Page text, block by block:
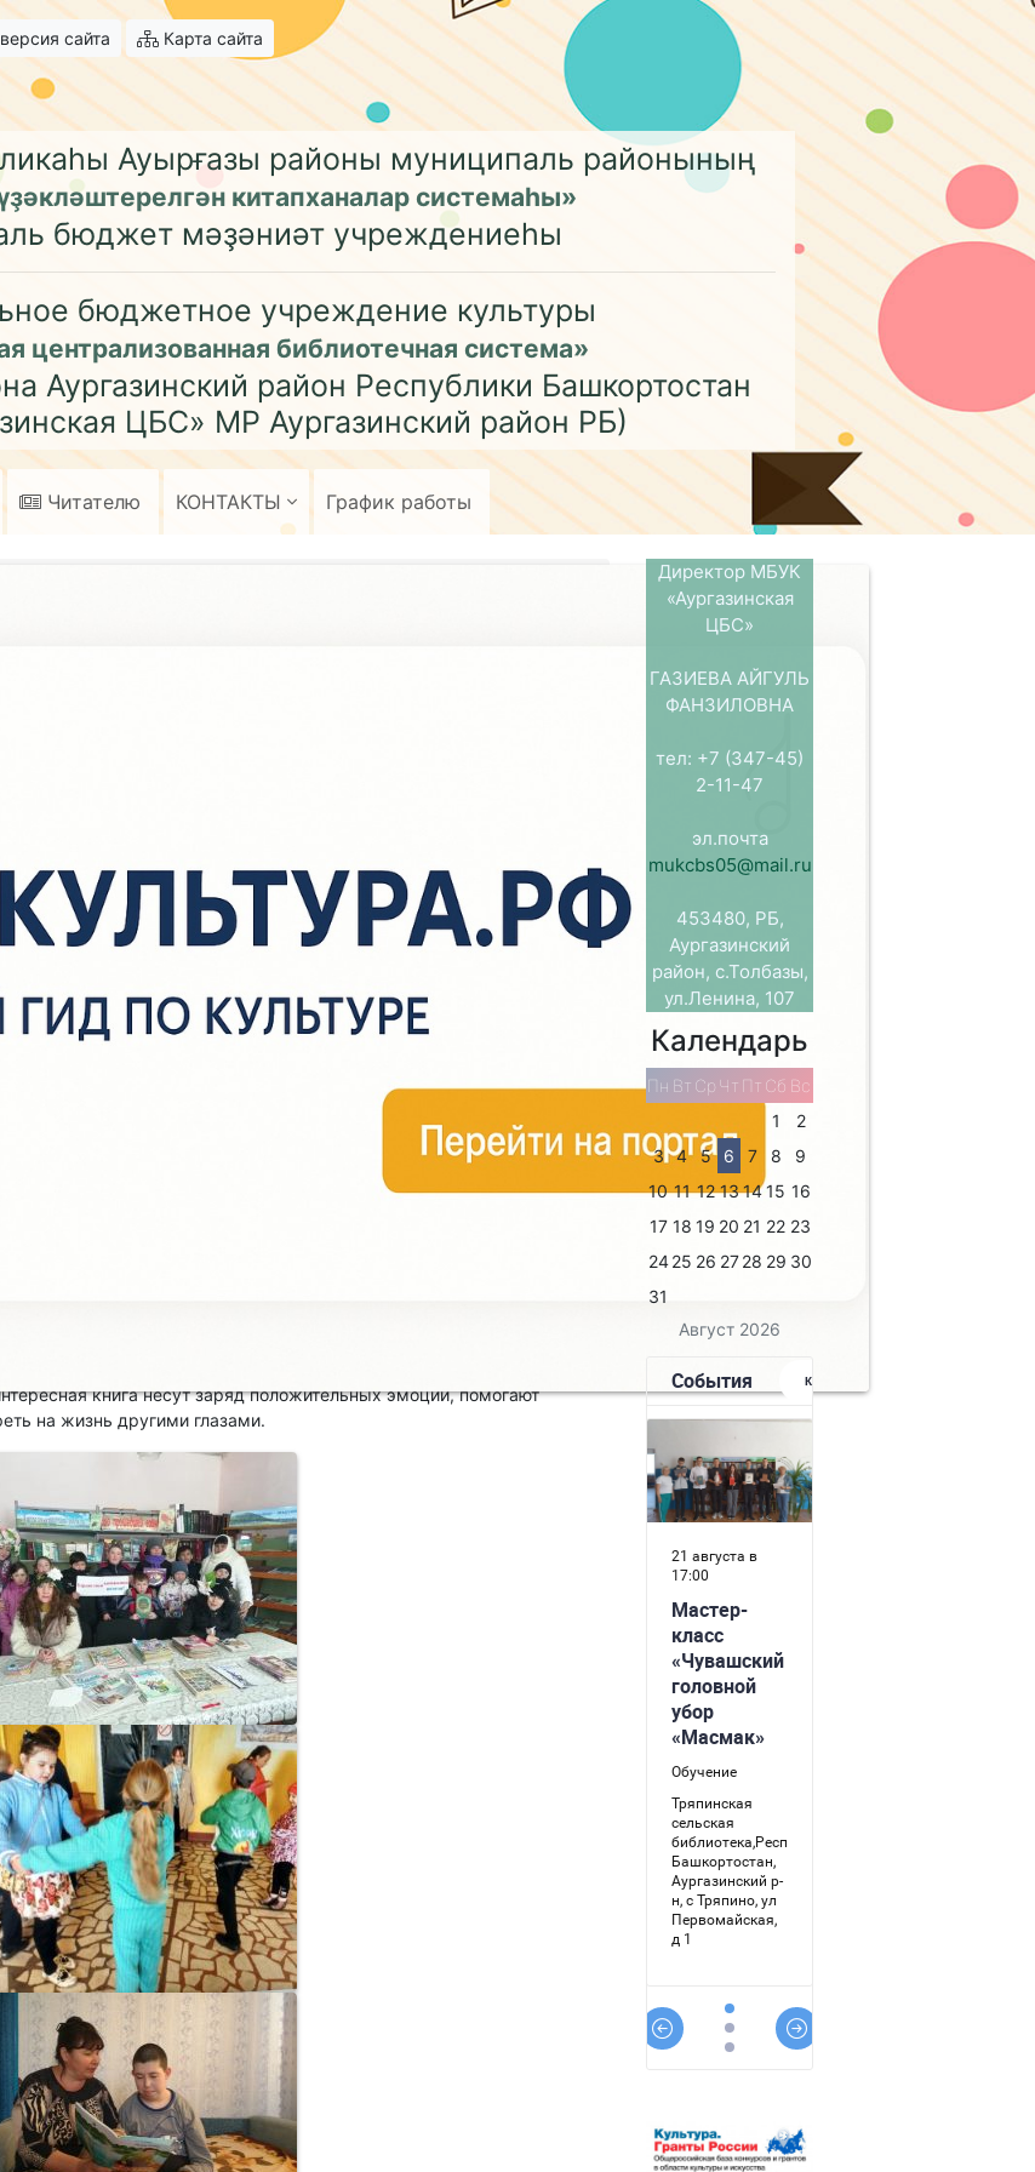
сайта Карта сайта
Ауырғазы районы муниципаль районының
китапханалар системаһы»
бюджет мәҙәниәт учреждениеһы
бюджетное учреждение культуры
централизованная библиотечная система»
Аургазинский район Республики Башкортостан
ЦБС» МР Аургазинский район РБ)
Читателю КОНТАКТЫ График работы
писатель Лев Кассиль. Он придумал название для данной недели —
именины».
книги в Тукаевской сельской библиотеке открыла литературно-
персонажи задавали различные испытания, которые дети успешно
Они с лёгкостью отвечали на вопросы интерактивной игры —
выполняли творческие задания. Путешествуя от книги к книге,
Нигматуллина. Это было не просто посещение на дому, а встреча
знакомых. Библиотекарь принесла интересные книги, журналы и
— помощь в подготовке домашних заданий. Также провела
книга несут заряд положительных эмоций, помогают
на жизнь другими глазами.
Директор МБУК
«Аургазинская
ЦБС»
ГАЗИЕВА АЙГУЛЬ
ФАНЗИЛОВНА
тел: +7 (347-45)
2-11-47
эл.почта
mukcbs05@mail.ru
453480, РБ,
Аургазинский
район, с.Толбазы,
ул.Ленина, 107
Календарь
Август 2026
Пн Вт Ср Чт Пт Сб Вс
1
2
3
4 5 6 7 8
9
10 11 12 1314 15 16
17 18 19 20 21 22 23
24 25 26 27 28 29 30
31